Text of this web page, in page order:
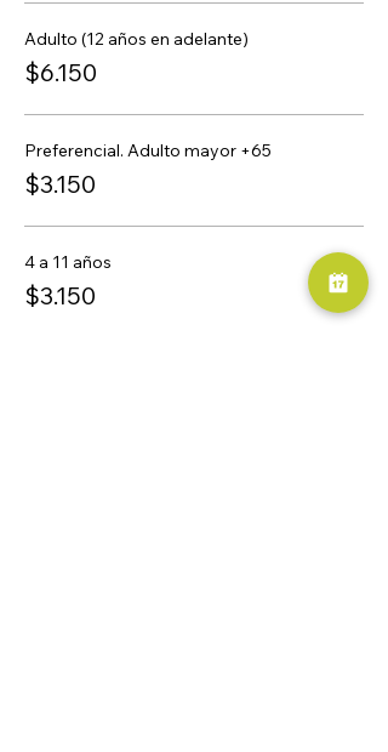
Adulto (12 años en adelante)
$6.150
Preferencial. Adulto mayor +65
$3.150
4 a 11 años
$3.150